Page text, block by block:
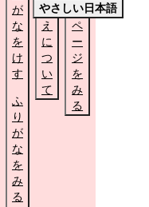
が
な
を
け
す
ふ
り
が
な
を
み
る
替
え
に
つ
い
て
の
ペ
ー
ジ
を
み
る
やさしい日本語